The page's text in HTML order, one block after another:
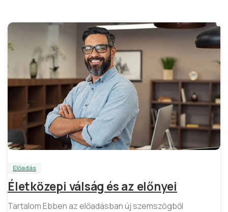
3
Előadás
Életközepi válság és az előnyei
Tartalom Ebben az előadásban új szemszögből